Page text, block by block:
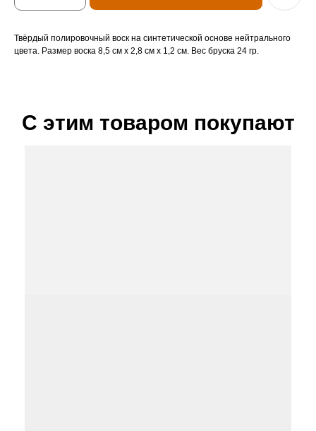
Твёрдый полировочный воск на синтетической основе нейтрального
цвета. Размер воска 8,5 см х 2,8 см х 1,2 см. Вес бруска 24 гр.
С этим товаром покупают